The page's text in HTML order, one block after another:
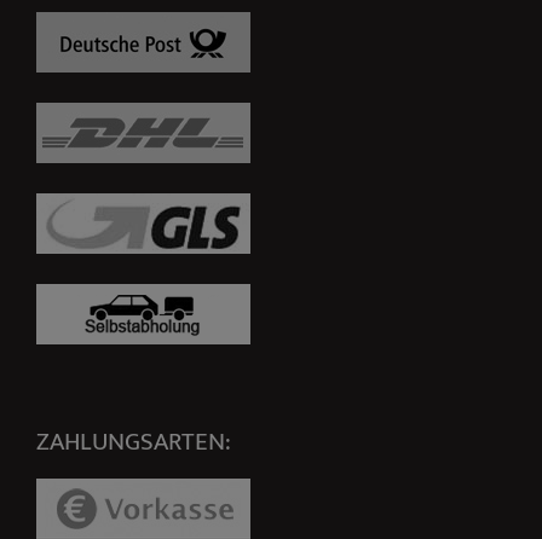
ZAHLUNGSARTEN: